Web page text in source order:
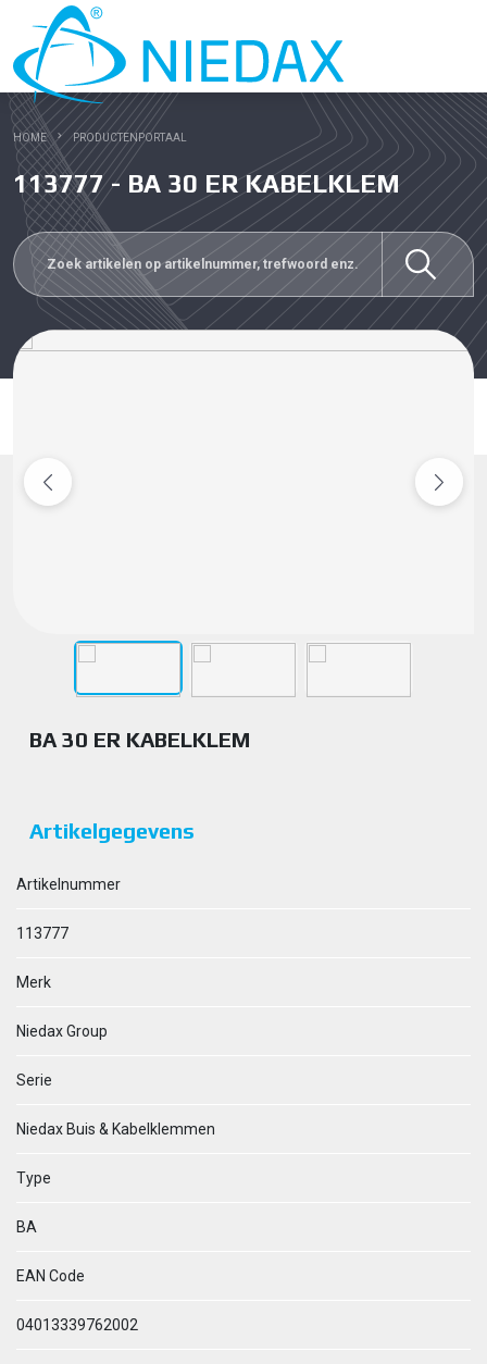
HOME PRODUCTENPORTAAL
113777 - BA 30 ER KABELKLEM
BA 30 ER KABELKLEM
Artikelgegevens
Artikelnummer
113777
Merk
Niedax Group
Serie
Niedax Buis & Kabelklemmen
Type
BA
EAN Code
04013339762002